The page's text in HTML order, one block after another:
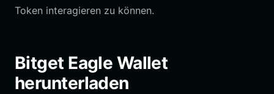
Token interagieren zu können.
Bitget Eagle Wallet
herunterladen